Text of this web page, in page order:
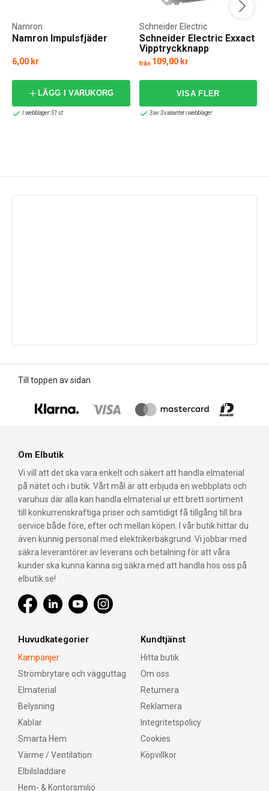
Namron Impulsfjäder
Namron
6,00 kr
LÄGG I VARUKORG
I webblager: 51 st
Schneider Electric Exxact
Vipptryckknapp
Schneider Electric
från 109,00 kr
3 av 3 varianter i webblager
Till toppen av sidan
Om Elbutik
Vi vill att det ska vara enkelt och säkert att handla elmaterial
på nätet och i butik. Vårt mål är att erbjuda en webbplats och
varuhus där alla kan handla elmaterial ur ett brett sortiment
till konkurrenskraftiga priser och samtidigt få tillgång till bra
service både före, efter och mellan köpen. I vår butik hittar du
även kunnig personal med elektrikerbakgrund. Vi jobbar med
säkra leverantörer av leverans och betalning för att våra
kunder ska kunna känna sig säkra med att handla hos oss på
elbutik.se!
Huvudkategorier
Kampanjer
Strömbrytare och vägguttag
Elmaterial
Belysning
Kablar
Smarta Hem
Värme / Ventilation
Elbilsladdare
Hem- & Kontorsmiljö
Kundtjänst
Hitta butik
Om oss
Returnera
Reklamera
Integritetspolicy
Cookies
Köpvillkor